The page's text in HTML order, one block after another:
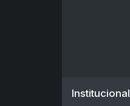
Institucional